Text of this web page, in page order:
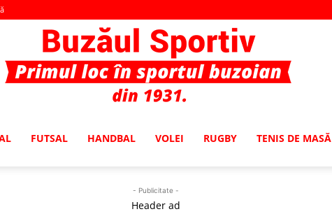
FUTSAL HANDBAL VOLEI RUGBY TENIS DE MASĂ
- Publicitate -
Header ad